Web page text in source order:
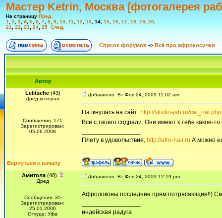
Мастер Ketrin, Москва [фотогалерея
На страницу Пред.
1
2 3 4 5 6 7 8 9 10 11 12 13 14 15 16 17 18 19 20
21
22 23 24 25 След.
Список форумов -> Всё про афрокосички
Автор
Lelitsche(43)
Дред-ветеран
Сообщения: 171
Зарегистрирован:
05.06.2008
Добавлено: Вт Фев 24, 2009 11:02 am
Наткнулась на сайт: http://studio-jah.ru/cat_nar.php
Все с твоего содрали. Они имеют к тебе какое-
Плету в удовольствие, http://afro-hair.ru А можно
Вернуться к началу
Амитола(48)
Дред
Сообщения: 35
Зарегистрирован:
25.01.2006
Откуда: Уфа
Добавлено: Вт Фев 24, 2009 12:19 pm
Афролоконы последние прям потрясающие!!)
индейская радуга